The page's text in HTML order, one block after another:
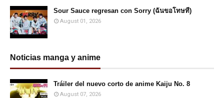
Sour Sauce regresan con Sorry (ฉันขอโทษที)
August 01, 2026
Noticias manga y anime
Tráiler del nuevo corto de anime Kaiju No. 8
August 07, 2026